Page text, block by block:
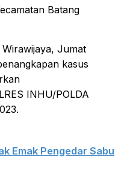
Batang
Jumat
kasus
INHU/POLDA
Emak Pengedar Sabu